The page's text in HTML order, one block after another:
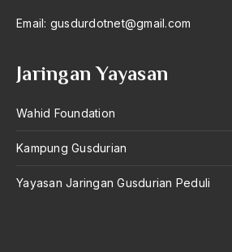
Email: gusdurdotnet@gmail.com
Jaringan Yayasan
Wahid Foundation
Kampung Gusdurian
Yayasan Jaringan Gusdurian Peduli